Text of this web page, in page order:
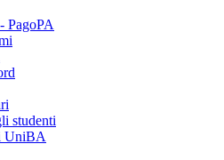
PagoPA
studenti
UniBA